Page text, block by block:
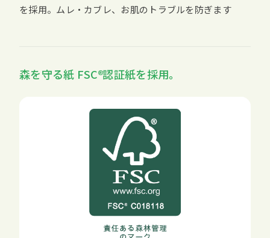
を採用。ムレ・カブレ、お肌のトラブルを防ぎます
森を守る紙 FSC 認証紙を採用。